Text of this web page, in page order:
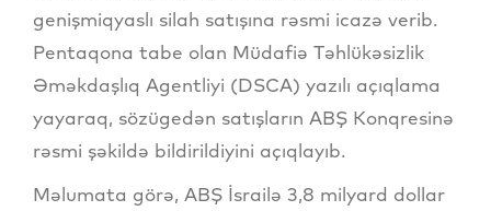
genişmiqyaslı silah satışına rəsmi icazə verib.
Pentaqona tabe olan Müdafiə Təhlükəsizlik
Əməkdaşlıq Agentliyi (DSCA) yazılı açıqlama
yayaraq, sözügedən satışların ABŞ Konqresinə
rəsmi şəkildə bildirildiyini açıqlayıb.
Məlumata görə, ABŞ İsrailə 3,8 milyard dollar